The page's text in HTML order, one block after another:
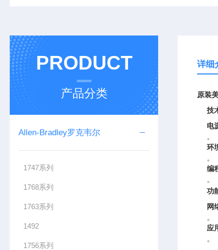
PRODUCT
产品分类
Allen-Bradley罗克韦尔
1747系列
1768系列
1763系列
1492
1756系列
详细
原装
技
电
。
环
。
编
。
功
网
。
应
。